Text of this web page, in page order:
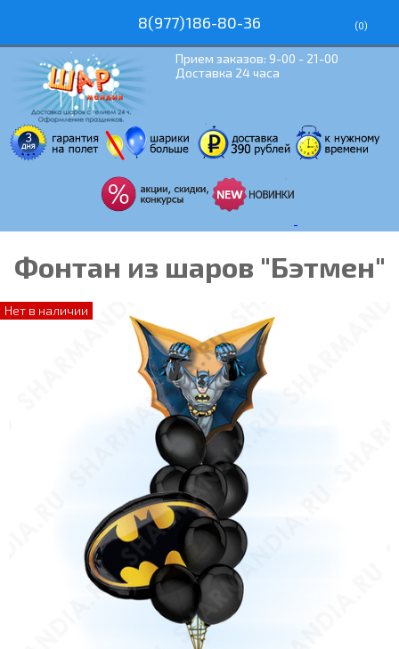
8(977)186-80-36 (0)
Прием заказов: 9-00 - 21-00
Доставка 24 часа
Фонтан из шаров "Бэтмен"
Нет в наличии